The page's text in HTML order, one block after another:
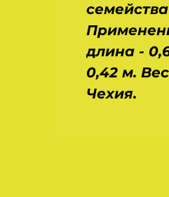
длина -
0,42 м. Вес
Чехия.